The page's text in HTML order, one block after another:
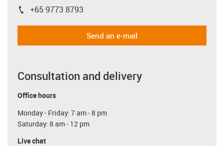
igus-icon-phone
+65 9773 8793
Send an e-mail
Consultation and delivery
Office hours
Monday - Friday: 7 am - 8 pm
Saturday: 8 am - 12 pm
Live chat